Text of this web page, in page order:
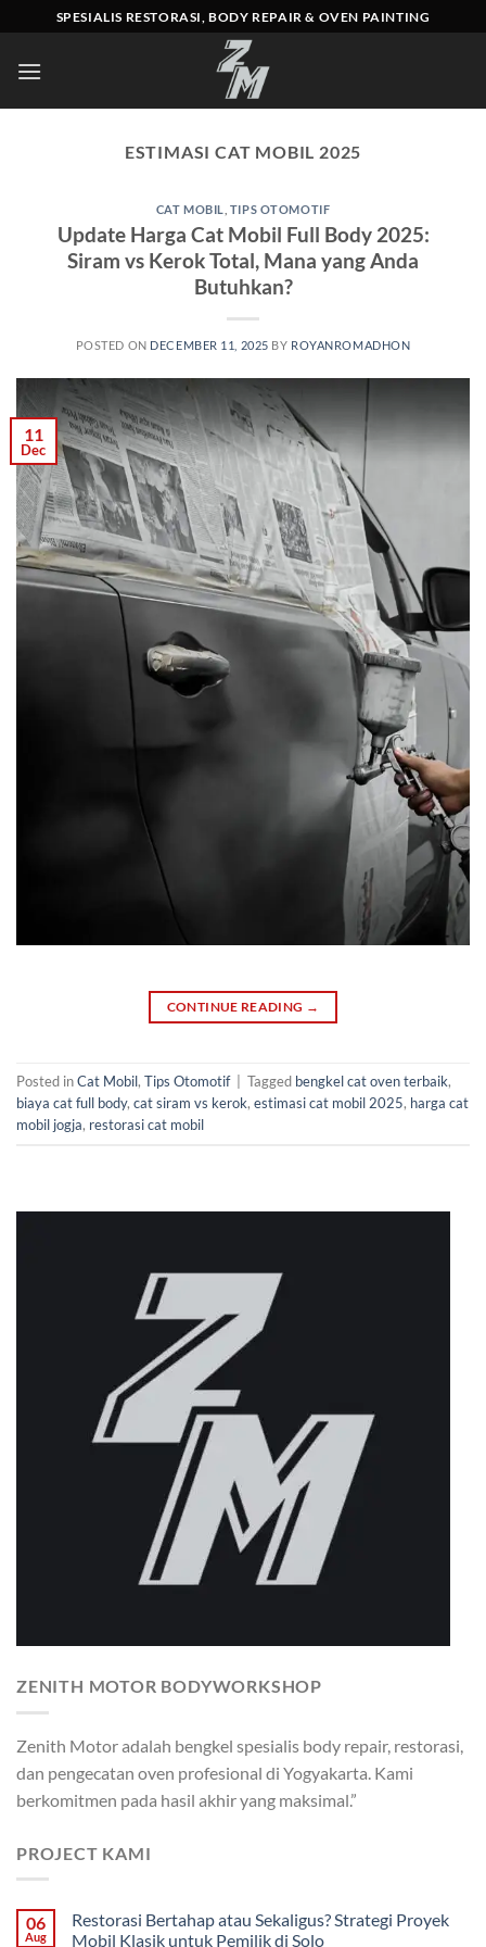
to
content
SPESIALIS RESTORASI, BODY REPAIR & OVEN PAINTING
ESTIMASI CAT MOBIL 2025
CAT MOBIL TIPS OTOMOTIF
Update Harga Cat Mobil Full Body 2025:
Siram vs Kerok Total, Mana yang Anda
Butuhkan?
POSTED ON DECEMBER 11, 2025 BY ROYANROMADHON
11
Dec
CONTINUE READING →
Posted inCat Mobil, Tips Otomotif Tagged bengkel cat oven terbaik,
biaya cat full body, cat siram vs kerok, estimasi cat mobil 2025, harga cat
mobil jogja, restorasi cat mobil
ZENITH MOTOR BODYWORKSHOP
Zenith Motor adalah bengkel spesialis body repair, restorasi,
dan pengecatan oven profesional di Yogyakarta. Kami
berkomitmen pada hasil akhir yang maksimal.”
PROJECT KAMI
06
Aug
Restorasi Bertahap atau Sekaligus? Strategi Proyek
Mobil Klasik untuk Pemilik di Solo